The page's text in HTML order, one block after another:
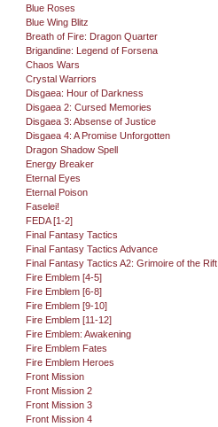
Blue Roses
Blue Wing Blitz
Breath of Fire: Dragon Quarter
Brigandine: Legend of Forsena
Chaos Wars
Crystal Warriors
Disgaea: Hour of Darkness
Disgaea 2: Cursed Memories
Disgaea 3: Absense of Justice
Disgaea 4: A Promise Unforgotten
Dragon Shadow Spell
Energy Breaker
Eternal Eyes
Eternal Poison
Faselei!
FEDA [1-2]
Final Fantasy Tactics
Final Fantasy Tactics Advance
Final Fantasy Tactics A2: Grimoire of the Rift
Fire Emblem [4-5]
Fire Emblem [6-8]
Fire Emblem [9-10]
Fire Emblem [11-12]
Fire Emblem: Awakening
Fire Emblem Fates
Fire Emblem Heroes
Front Mission
Front Mission 2
Front Mission 3
Front Mission 4